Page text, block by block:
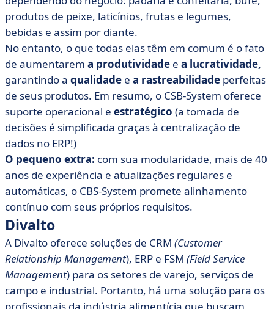
produtos de peixe, laticínios, frutas e legumes,
bebidas e assim por diante.
No entanto, o que todas elas têm em comum é o fato
de aumentarem a produtividade e a lucratividade,
garantindo a qualidade e a rastreabilidade perfeitas
de seus produtos. Em resumo, o CSB-System oferece
suporte operacional e estratégico (a tomada de
decisões é simplificada graças à centralização de
dados no ERP!)
O pequeno extra: com sua modularidade, mais de 40
anos de experiência e atualizações regulares e
automáticas, o CBS-System promete alinhamento
contínuo com seus próprios requisitos.
Divalto
A Divalto oferece soluções de CRM (Customer
Relationship Management), ERP e FSM (Field Service
Management) para os setores de varejo, serviços de
campo e industrial. Portanto, há uma solução para os